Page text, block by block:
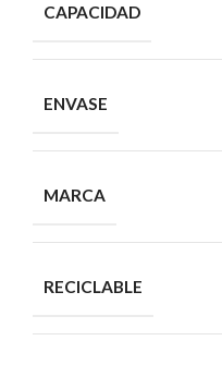
CAPACIDAD
ENVASE
MARCA
RECICLABLE